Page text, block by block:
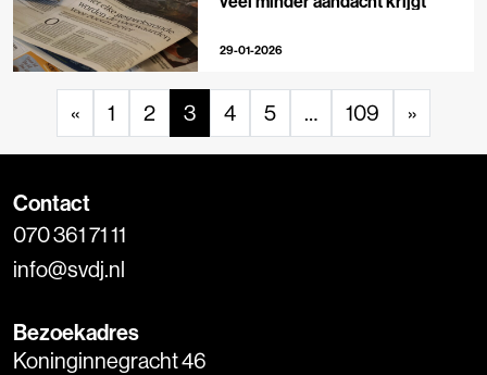
29-01-2026
« 1 2 3 4 5 … 109 »
Contact
070 361 71 11
info@svdj.nl
Bezoekadres
Koninginnegracht 46